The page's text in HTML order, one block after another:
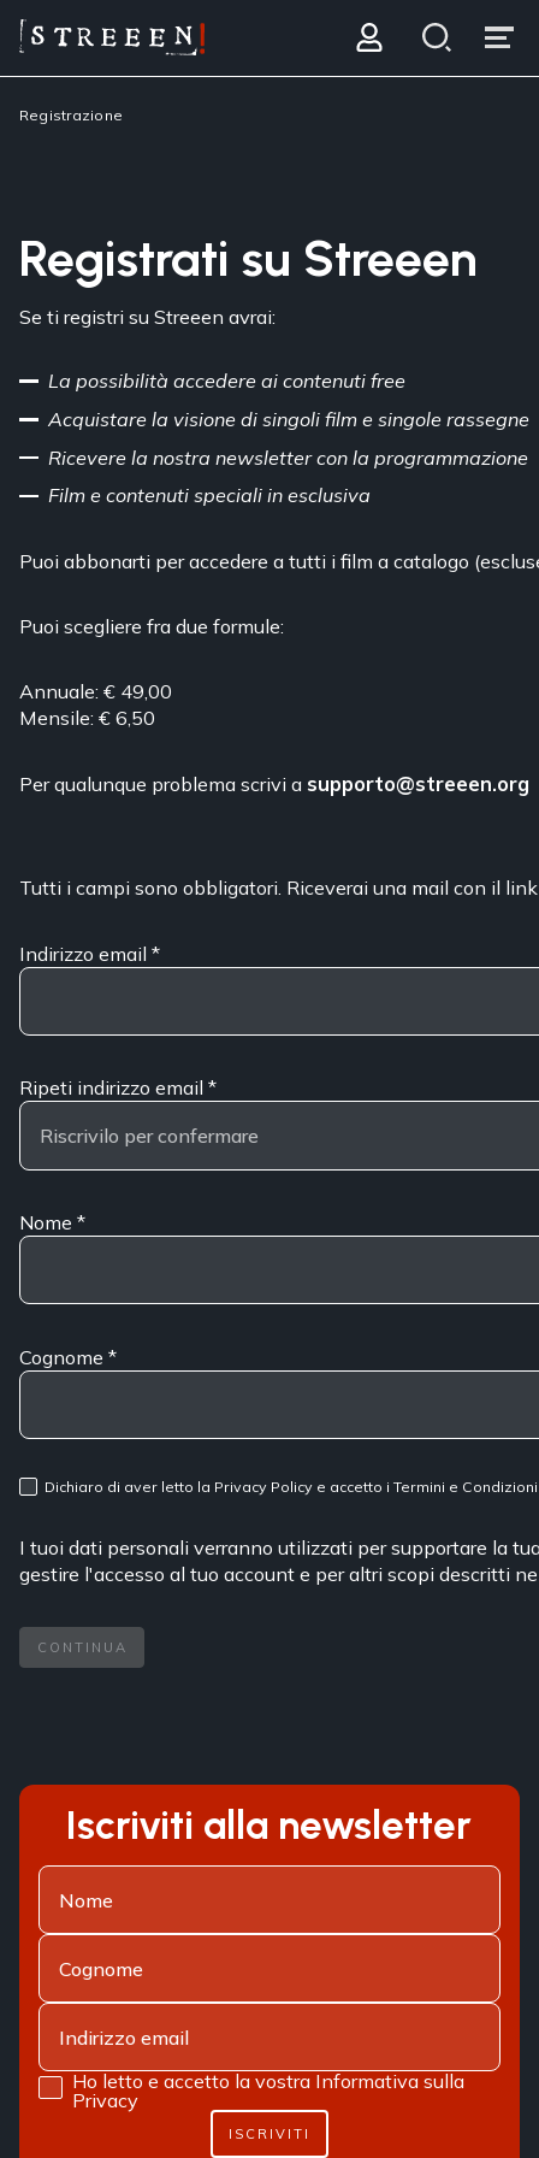
Registrazione
Registrati su Streeen
Se ti registri su Streeen avrai:
La possibilità accedere ai contenuti free
Acquistare la visione di singoli film e singole rassegne
Ricevere la nostra newsletter con la programmazione
Film e contenuti speciali in esclusiva
Puoi abbonarti per accedere a tutti i film a catalogo
Puoi scegliere fra due formule:
Annuale: € 49,00
Mensile: € 6,50
Per qualunque problema scrivi a supporto@streeen.org
Tutti i campi sono obbligatori. Riceverai una mail con il
Indirizzo email*
Ripeti indirizzo email*
Nome*
Cognome*
Dichiaro di aver letto la Privacy Policye accetto i Termini e
I tuoi dati personali verranno utilizzati per supportare la
gestire l'accesso al tuo account e per altri scopi descritti
CONTINUA
Iscriviti alla newsletter
Ho letto e accetto la vostra Informativa sulla
Privacy
ISCRIVITI